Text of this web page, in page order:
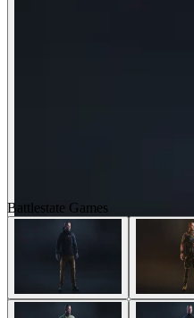
Battlestate Games